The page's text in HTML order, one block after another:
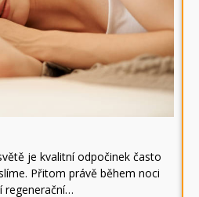
je kvalitní odpočinek často
Přitom právě během noci
regenerační…